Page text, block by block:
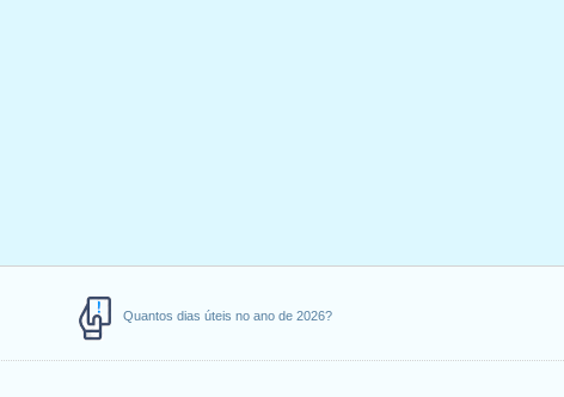
Quantos dias úteis no ano de 2026?